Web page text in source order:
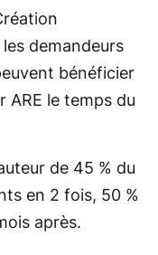
les demandeurs
bénéficier
ARE le temps du
de 45 % du
en 2 fois, 50 %
après.